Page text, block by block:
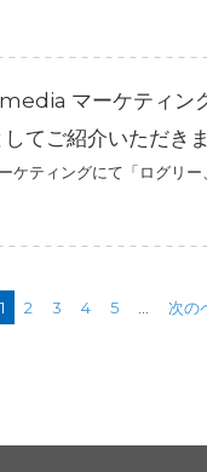
マーケティン
てご紹介いただき
ケティングにて「ログリ
1 2 3 4 5 次の